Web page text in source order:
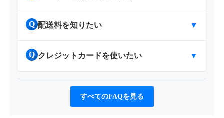
Q 配送料を知りたい ▼
Q クレジットカードを使いたい ▼
すべてのFAQを見る